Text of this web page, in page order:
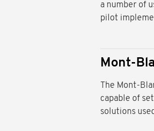
a number of
pilot
Mont-
The Mont-
capable of
solutions